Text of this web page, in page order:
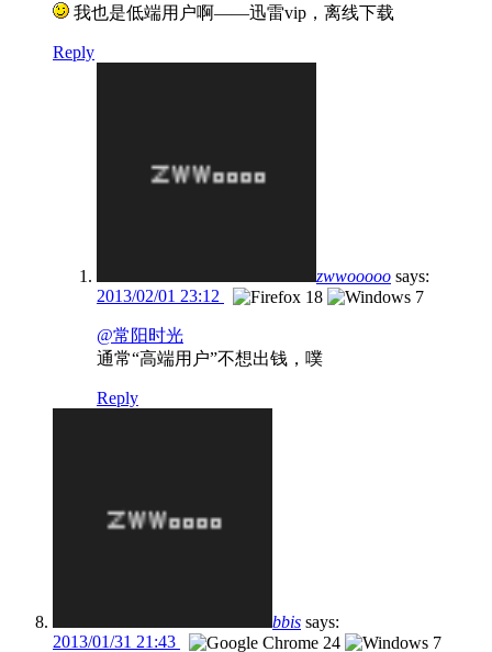
我也是低端用户啊——迅雷vip，离线下载
Reply
zwwooooo says:
2013/02/01 23:12
@常阳时光
通常“高端用户”不想出钱，噗
Reply
bbis says:
2013/01/31 21:43